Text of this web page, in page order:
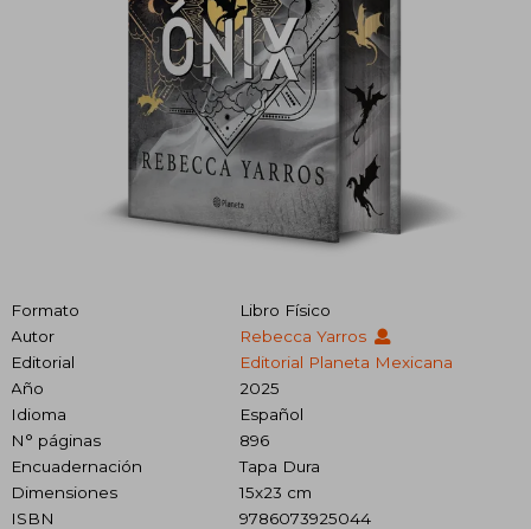
Formato
Libro Físico
Autor
Rebecca Yarros
Editorial
Editorial Planeta Mexicana
Año
2025
Idioma
Español
N° páginas
896
Encuadernación
Tapa Dura
Dimensiones
15x23 cm
ISBN
9786073925044